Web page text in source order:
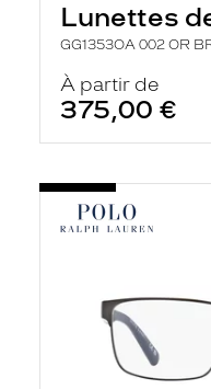
Lunettes
GG1353OA 002 OR
À partir de
375,00 €